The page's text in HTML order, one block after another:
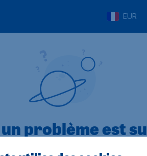
EUR
problème est